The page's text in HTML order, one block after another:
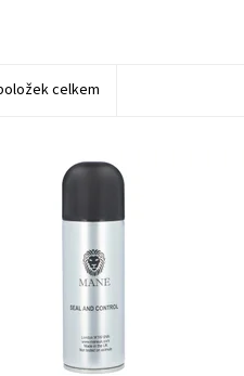
celkem
na vlasech při zhuštění